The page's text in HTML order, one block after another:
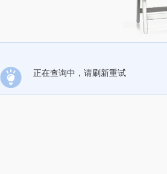
正在查询中，请刷新重试